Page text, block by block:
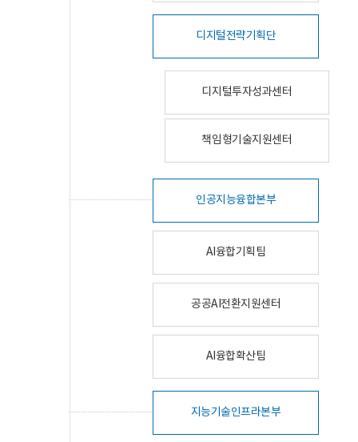
디지털전략기획단
디지털투자성과센터
책임형기술지원센터
인공지능융합본부
AI융합기획팀
공공AI전환지원센터
AI융합확산팀
지능기술인프라본부